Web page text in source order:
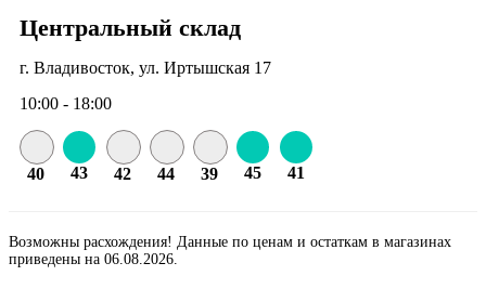
Центральный склад
г. Владивосток, ул. Иртышская 17
10:00 - 18:00
40 43 42 44 39 45 41
Возможны расхождения! Данные по ценам и остаткам в магазинах
приведены на 06.08.2026.